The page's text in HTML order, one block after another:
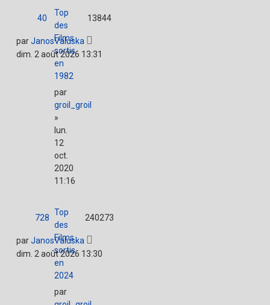
Top
des
Films
sortis
en
1982
par
groil_groil
»
lun.
12
oct.
2020
11:16
40 13844
parJanosValuska
dim. 2 août 2026 13:31
Top
des
Films
sortis
en
2024
par
728 240273
parJanosValuska
dim. 2 août 2026 13:30